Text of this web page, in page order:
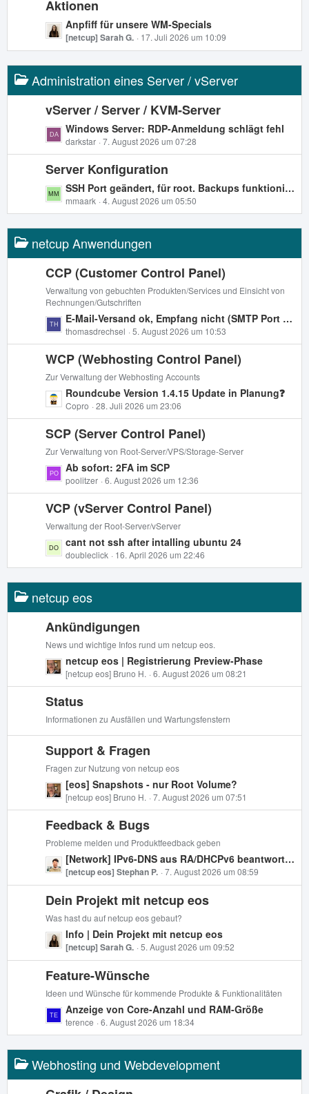
t
ä
e
z
t
e
B
e
i
t
ä
g
e
Aktionen
L
e
t
z
t
e
B
r
ä
g
e
Anpfiff für unsere WM-Specials
[netcup] Sarah G. 17. Juli 2026 um 10:09
Administration eines Server / vServer
vServer / Server / KVM-Server
L
e
t
z
t
e
B
e
i
t
r
ä
g
e
Windows Server: RDP-Anmeldung schlägt fehl
darkstar 7. August 2026 um 07:28
Server Konfiguration
L
e
t
z
t
e
B
e
i
g
e
SSH Port geändert, für root. Backups funktionieren nicht.
mmaark 4. August 2026 um 05:50
netcup Anwendungen
CCP (Customer Control Panel)
Verwaltung von gebuchten Produkten/Services und Einsicht von
Rechnungen/Gutschriften
L
e
t
z
t
e
B
e
i
t
r
ä
g
e
E-Mail-Versand ok, Empfang nicht (SMTP Port 25 is closed)
thomasdrechsel 5. August 2026 um 10:53
WCP (Webhosting Control Panel)
Zur Verwaltung der Webhosting Accounts
L
e
t
z
t
e
B
e
i
r
ä
g
e
Roundcube Version 1.4.15 Update in Planung❓
Copro 28. Juli 2026 um 23:06
SCP (Server Control Panel)
Zur Verwaltung von Root-Server/VPS/Storage-Server
L
e
t
z
t
e
B
e
t
r
ä
g
e
Ab sofort: 2FA im SCP
poolitzer 6. August 2026 um 12:36
VCP (vServer Control Panel)
Verwaltung der Root-Server/vServer
L
e
t
z
t
e
B
e
i
t
ä
g
e
cant not ssh after intalling ubuntu 24
doubleclick 16. April 2026 um 22:46
netcup eos
Ankündigungen
News und wichtige Infos rund um netcup eos.
L
e
t
z
t
B
e
i
t
r
ä
g
e
netcup eos | Registrierung Preview-Phase
[netcup eos] Bruno H. 6. August 2026 um 08:21
Status
Informationen zu Ausfällen und Wartungsfenstern
Support & Fragen
Fragen zur Nutzung von netcup eos
L
e
t
z
t
e
B
i
t
r
ä
g
e
[eos] Snapshots - nur Root Volume?
[netcup eos] Bruno H. 7. August 2026 um 07:51
Feedback & Bugs
Probleme melden und Produktfeedback geben
L
e
t
z
t
B
i
t
r
ä
g
e
[Network] IPv6-DNS aus RA/DHCPv6 beantwortet keine externen Anfragen (nur eigene Zone)
[netcup eos] Stephan P. 7. August 2026 um 08:59
Dein Projekt mit netcup eos
Was hast du auf netcup eos gebaut?
L
e
t
z
t
B
r
Info | Dein Projekt mit netcup eos
[netcup] Sarah G. 5. August 2026 um 09:52
Feature-Wünsche
Ideen und Wünsche für kommende Produkte & Funktionalitäten
L
e
t
z
t
e
Anzeige von Core-Anzahl und RAM-Größe
terence 6. August 2026 um 18:34
Webhosting und Webdevelopment